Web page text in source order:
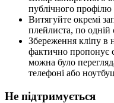
публічного профілю
Витягуйте окремі
плейлиста, по одній
Збереження кліпу в
фактично пропонує
можна було
телефоні або
Не підтримується